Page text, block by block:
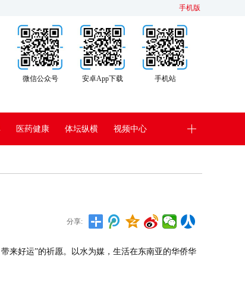
手机版
手机站
安卓App下载
微信公众号
医药健康 体坛纵横 视频中心
分享:
来好运”的祈愿。以水为媒，生活在东南亚的华侨华